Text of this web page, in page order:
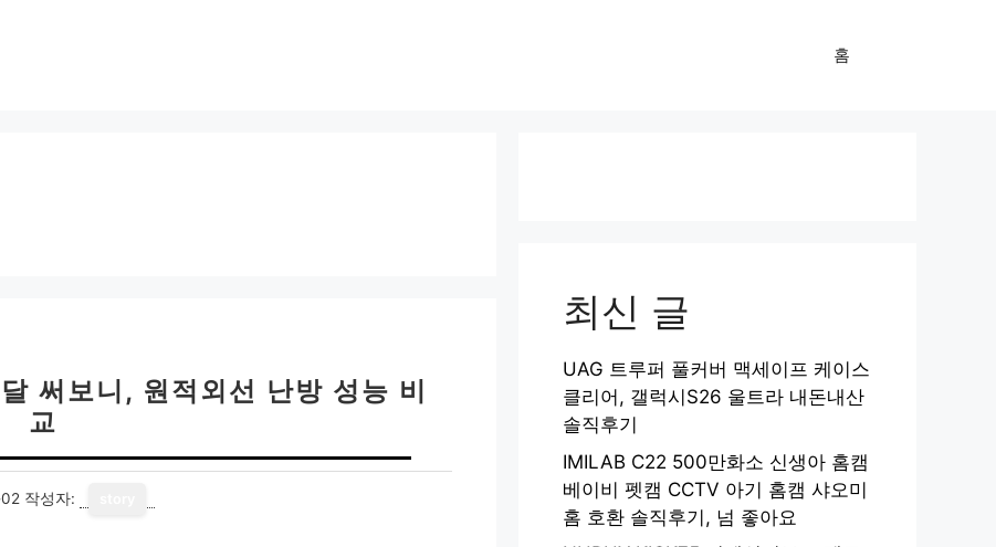
홈
써보니, 원적외선 난방 성능 비
교
작성자:
최신 글
UAG 트루퍼 풀커버 맥세이프 케이스
클리어, 갤럭시S26 울트라 내돈내산
솔직후기
IMILAB C22 500만화소 신생아 홈캠
베이비 펫캠 CCTV 아기 홈캠 샤오미
홈 호환 솔직후기, 넘 좋아요